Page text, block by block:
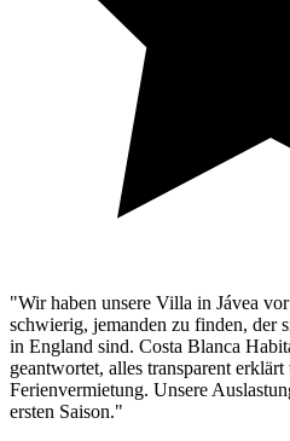
"Wir haben unsere Villa in Jávea
schwierig, jemanden zu finden, der
in England sind. Costa Blanca
geantwortet, alles transparent
Ferienvermietung. Unsere
ersten Saison."